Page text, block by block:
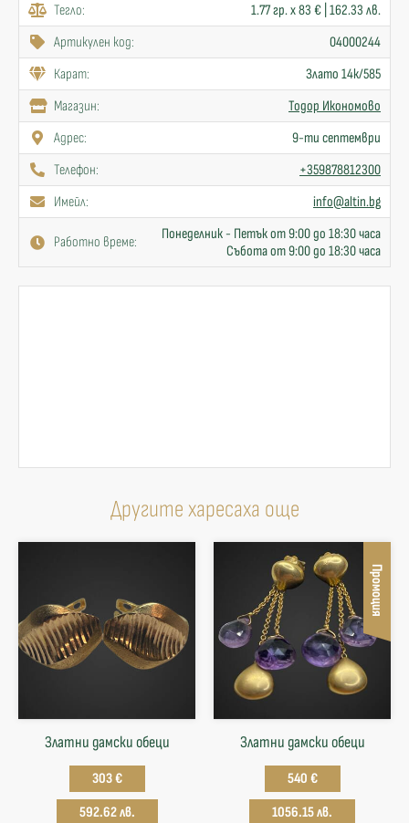
Тегло:
1.77 гр. x 83 € | 162.33 лв.
Артикулен код:
04000244
Карат:
Злато 14к/585
Mагазин:
Тодор Икономово
Адрес:
9-ти септември
Телефон:
+359878812300
Имейл:
info@altin.bg
Работно време:
Понеделник - Петък от 9:00 до 18:30 часа
Събота от 9:00 до 18:30 часа
Другите харесаха още
Златни дамски обеци
303 €
592.62 лв.
Промоция
Златни дамски обеци
540 €
1056.15 лв.